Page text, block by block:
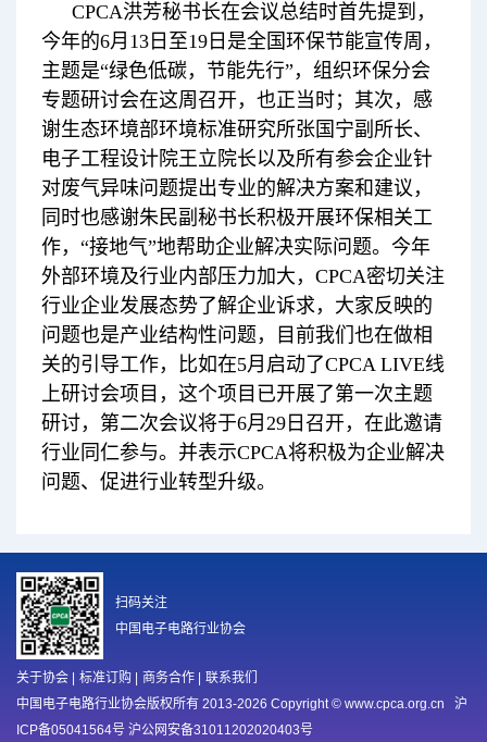
CPCA洪芳秘书长在会议总结时首先提到，
今年的6月13日至19日是全国环保节能宣传周，
主题是“绿色低碳，节能先行”，组织环保分会
专题研讨会在这周召开，也正当时；其次，感
谢生态环境部环境标准研究所张国宁副所长、
电子工程设计院王立院长以及所有参会企业针
对废气异味问题提出专业的解决方案和建议，
同时也感谢朱民副秘书长积极开展环保相关工
作，“接地气”地帮助企业解决实际问题。今年
外部环境及行业内部压力加大，CPCA密切关注
行业企业发展态势了解企业诉求，大家反映的
问题也是产业结构性问题，目前我们也在做相
关的引导工作，比如在5月启动了CPCA LIVE线
上研讨会项目，这个项目已开展了第一次主题
研讨，第二次会议将于6月29日召开，在此邀请
行业同仁参与。并表示CPCA将积极为企业解决
问题、促进行业转型升级。
关于协会 标准订购 商务合作
联系我们
中国电子电路行业协会版权所有 2013-2026 Copyright © www.cpca.org.cn 沪
ICP备05041564号 沪公网安备31011202020403号
扫码关注
中国电子电路行业协会